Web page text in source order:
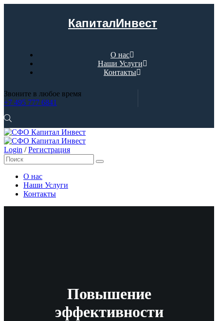
КапиталИнвест
О нас
Наши Услуги
Контакты
Звоните в любое время
+7 495 777 6841
Login / Регистрация
О нас
Наши Услуги
Контакты
Повышение
эффективности